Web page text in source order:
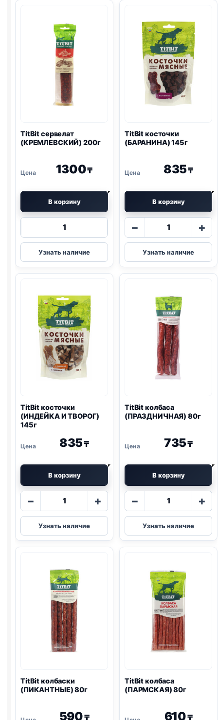
ГОВЯЖЬИ)
100г
TitBit сервелат
(КРЕМЛЕВСКИЙ) 200г
1300₸
В корзину
Количество
TitBit
сервелат
(КРЕМЛЕВСКИЙ)
Узнать наличие
TitBit косточки
(БАРАНИНА) 145г
835₸
В корзину
−
Количество
TitBit
косточки
(БАРАНИНА)
+
Узнать наличие
TitBit косточки
(ИНДЕЙКА И ТВОРОГ)
145г
835₸
В корзину
−
Количество
TitBit
косточки
(ИНДЕЙКА
145г
+
Узнать наличие
TitBit колбаса
(ПРАЗДНИЧНАЯ) 80г
735₸
В корзину
−
Количество
TitBit
колбаса
+
Узнать наличие
TitBit колбаски
(ПИКАНТНЫЕ) 80г
590₸
TitBit колбаса
(ПАРМСКАЯ) 80г
610₸